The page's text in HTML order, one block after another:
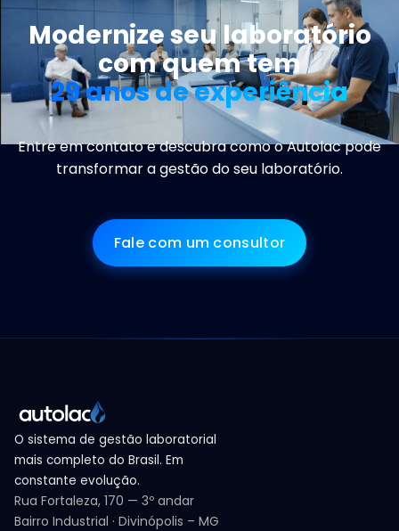
Modernize seu laboratório
com quem tem
29 anos de experiência
Entre em contato e descubra como o Autolac pode
transformar a gestão do seu laboratório.
Fale com um consultor
O sistema de gestão laboratorial
mais completo do Brasil. Em
constante evolução.
Rua Fortaleza, 170 — 3º andar
Bairro Industrial · Divinópolis – MG